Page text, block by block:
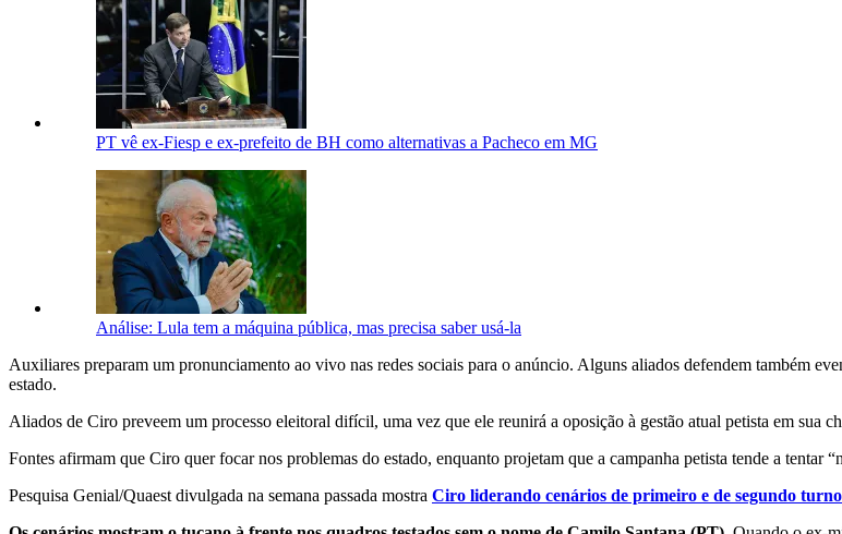
PT vê ex-Fiesp e ex-prefeito de BH como alternativas a Pacheco em MG
Análise: Lula tem a máquina pública, mas precisa saber usá-la
Auxiliares preparam um pronunciamento ao vivo nas redes sociais para o anúncio. Alguns aliados defendem também
estado.
Aliados de Ciro preveem um processo eleitoral difícil, uma vez que ele reunirá a oposição à gestão atual petista em sua
Fontes afirmam que Ciro quer focar nos problemas do estado, enquanto projetam que a campanha petista tende a tentar
Pesquisa Genial/Quaest divulgada na semana passada mostra Ciro liderando cenários de primeiro e de segundo